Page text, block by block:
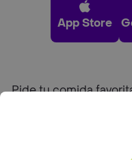
App Store
Pide tu comida